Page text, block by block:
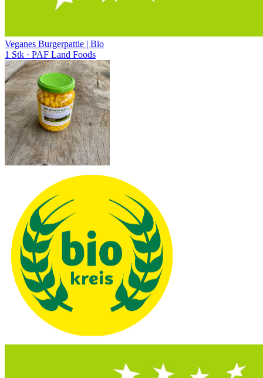
Veganes Burgerpattie | Bio
1 Stk · PAF Land Foods